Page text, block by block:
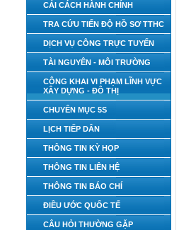
CẢI CÁCH HÀNH CHÍNH
TRA CỨU TIẾN ĐỘ HỒ SƠ TTHC
DỊCH VỤ CÔNG TRỰC TUYẾN
TÀI NGUYÊN - MÔI TRƯỜNG
CÔNG KHAI VI PHẠM LĨNH VỰC
XÂY DỰNG - ĐÔ THỊ
CHUYÊN MỤC 5S
LỊCH TIẾP DÂN
THÔNG TIN KỲ HỌP
THÔNG TIN LIÊN HỆ
THÔNG TIN BÁO CHÍ
ĐIỀU ƯỚC QUỐC TẾ
CÂU HỎI THƯỜNG GẶP